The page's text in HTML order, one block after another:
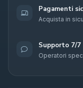
Pagamenti
Acquista in
Supporto 7/7
Operatori